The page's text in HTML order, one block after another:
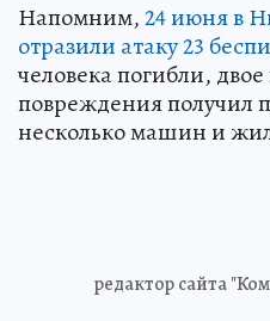
Напомним,24 июня в
отразили атаку 23
человека погибли,
повреждения получил
несколько машин и
редактор сайта